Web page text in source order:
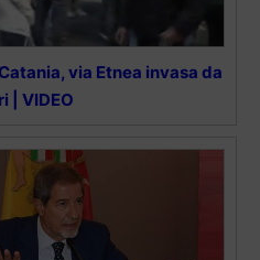
via Etnea invasa da
| VIDEO